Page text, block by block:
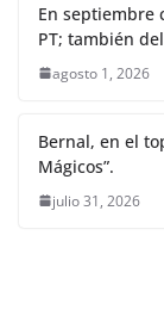
En septiembre
PT; también
agosto 1, 2026
Bernal, en el
Mágicos”.
julio 31, 2026